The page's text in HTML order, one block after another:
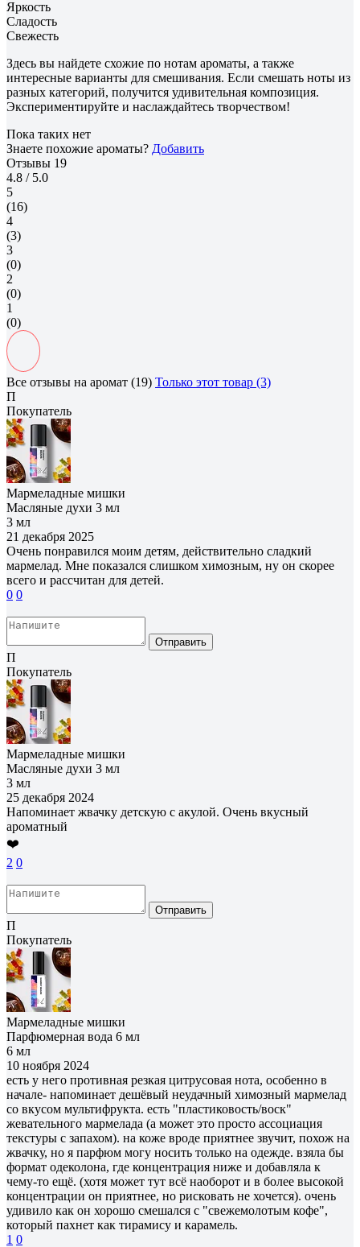
Яркость
Сладость
Свежесть
Здесь вы найдете схожие по нотам ароматы, а также
интересные варианты для смешивания. Если смешать ноты из
разных категорий, получится удивительная композиция.
Экспериментируйте и наслаждайтесь творчеством!
Пока таких нет
Знаете похожие ароматы? Добавить
Отзывы 19
4.8 / 5.0
5
(16)
4
(3)
3
(0)
2
(0)
1
(0)
Все отзывы на аромат (19) Только этот товар (3)
П
Покупатель
Мармеладные мишки
Масляные духи 3 мл
3 мл
21 декабря 2025
Очень понравился моим детям, действительно сладкий
мармелад. Мне показался слишком химозным, ну он скорее
всего и рассчитан для детей.
0 0
Отправить
П
Покупатель
Мармеладные мишки
Масляные духи 3 мл
3 мл
25 декабря 2024
Напоминает жвачку детскую с акулой. Очень вкусный
ароматный
❤️
2 0
Отправить
П
Покупатель
Мармеладные мишки
Парфюмерная вода 6 мл
6 мл
10 ноября 2024
есть у него противная резкая цитрусовая нота, особенно в
начале- напоминает дешёвый неудачный химозный мармелад
со вкусом мультифрукта. есть "пластиковость/воск"
жевательного мармелада (а может это просто ассоциация
текстуры с запахом). на коже вроде приятнее звучит, похож на
жвачку, но я парфюм могу носить только на одежде. взяла бы
формат одеколона, где концентрация ниже и добавляла к
чему-то ещё. (хотя может тут всё наоборот и в более высокой
концентрации он приятнее, но рисковать не хочется). очень
удивило как он хорошо смешался с "свежемолотым кофе",
который пахнет как тирамису и карамель.
1 0